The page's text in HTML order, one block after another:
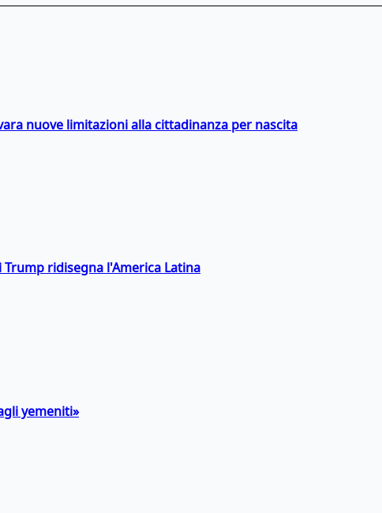
nuove limitazioni alla cittadinanza per nascita
Trump ridisegna l'America Latina
yemeniti»